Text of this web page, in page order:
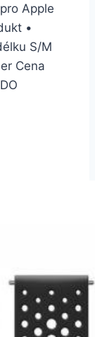
Apple
•
S/M
Cena